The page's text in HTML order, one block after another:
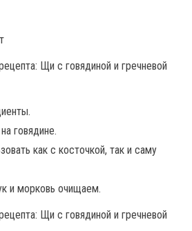
говядине.
как с косточкой, так и саму
и морковь очищаем.